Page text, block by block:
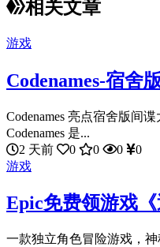
相关文章
游戏
Codenames-宿舍
Codenames 亮点宿舍版间
Codenames 是...
2 天前
0 0 0
0
游戏
Epic免费领游戏《
一款独立角色冒险游戏，